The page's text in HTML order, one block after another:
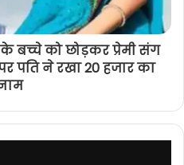
बच्चे को छोड़कर प्रेमी संग
पति ने रखा 20 हजार का